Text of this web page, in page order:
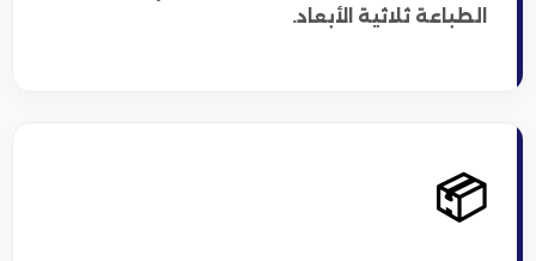
الطباعة ثلاثية الأبعاد.
📦